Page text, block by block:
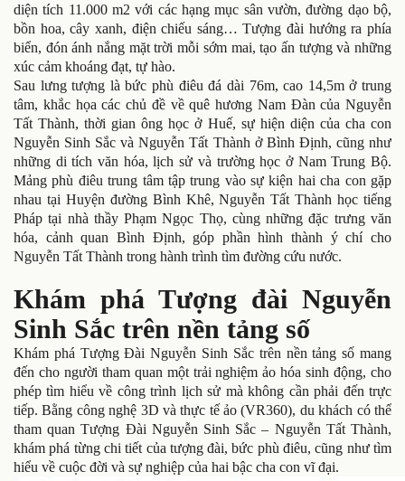
diện tích 11.000 m2 với các hạng mục sân vườn, đường dạo bộ,
bồn hoa, cây xanh, điện chiếu sáng… Tượng đài hướng ra phía
biển, đón ánh nắng mặt trời mỗi sớm mai, tạo ấn tượng và những
xúc cảm khoáng đạt, tự hào.
Sau lưng tượng là bức phù điêu đá dài 76m, cao 14,5m ở trung
tâm, khắc họa các chủ đề về quê hương Nam Đàn của Nguyễn
Tất Thành, thời gian ông học ở Huế, sự hiện diện của cha con
Nguyễn Sinh Sắc và Nguyễn Tất Thành ở Bình Định, cũng như
những di tích văn hóa, lịch sử và trường học ở Nam Trung Bộ.
Mảng phù điêu trung tâm tập trung vào sự kiện hai cha con gặp
nhau tại Huyện đường Bình Khê, Nguyễn Tất Thành học tiếng
Pháp tại nhà thầy Phạm Ngọc Thọ, cùng những đặc trưng văn
hóa, cảnh quan Bình Định, góp phần hình thành ý chí cho
Nguyễn Tất Thành trong hành trình tìm đường cứu nước.
Khám phá Tượng đài Nguyễn
Sinh Sắc trên nền tảng số
Khám phá Tượng Đài Nguyễn Sinh Sắc trên nền tảng số mang
đến cho người tham quan một trải nghiệm ảo hóa sinh động, cho
phép tìm hiểu về công trình lịch sử mà không cần phải đến trực
tiếp. Bằng công nghệ 3D và thực tế ảo (VR360), du khách có thể
tham quan Tượng Đài Nguyễn Sinh Sắc – Nguyễn Tất Thành,
khám phá từng chi tiết của tượng đài, bức phù điêu, cũng như tìm
hiểu về cuộc đời và sự nghiệp của hai bậc cha con vĩ đại.